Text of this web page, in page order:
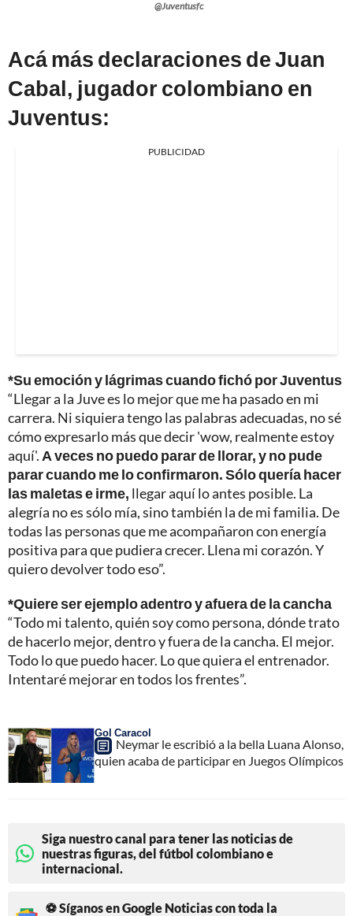
@Juventusfc
Acá más declaraciones de Juan
Cabal, jugador colombiano en
Juventus:
PUBLICIDAD
*Su emoción y lágrimas cuando fichó por Juventus
“Llegar a la Juve es lo mejor que me ha pasado en mi
carrera. Ni siquiera tengo las palabras adecuadas, no sé
cómo expresarlo más que decir 'wow, realmente estoy
aquí'. A veces no puedo parar de llorar, y no pude
parar cuando me lo confirmaron. Sólo quería hacer
las maletas e irme, llegar aquí lo antes posible. La
alegría no es sólo mía, sino también la de mi familia. De
todas las personas que me acompañaron con energía
positiva para que pudiera crecer. Llena mi corazón. Y
quiero devolver todo eso”.
*Quiere ser ejemplo adentro y afuera de la cancha
“Todo mi talento, quién soy como persona, dónde trato
de hacerlo mejor, dentro y fuera de la cancha. El mejor.
Todo lo que puedo hacer. Lo que quiera el entrenador.
Intentaré mejorar en todos los frentes”.
Gol Caracol
Neymar le escribió a la bella Luana Alonso,
quien acaba de participar en Juegos Olímpicos
Siga nuestro canal para tener las noticias de
nuestras figuras, del fútbol colombiano e
internacional.
⚽ Síganos en Google Noticias con toda la